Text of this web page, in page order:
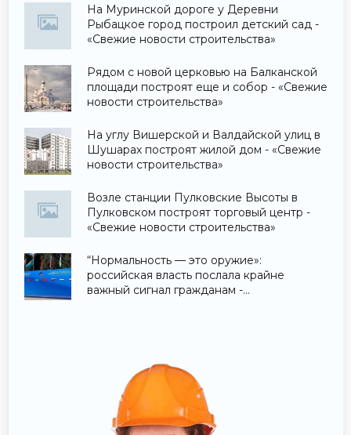
На Муринской дороге у Деревни
Рыбацкое город построил детский сад -
«Свежие новости строительства»
Рядом с новой церковью на Балканской
площади построят еще и собор - «Свежие
новости строительства»
На углу Вишерской и Валдайской улиц в
Шушарах построят жилой дом - «Свежие
новости строительства»
Возле станции Пулковские Высоты в
Пулковском построят торговый центр -
«Свежие новости строительства»
“Нормальность — это оружие»:
российская власть послала крайне
важный сигнал гражданам -